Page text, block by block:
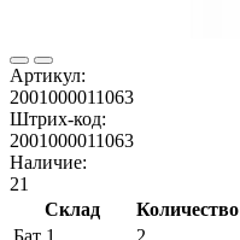
Артикул:
2001000011063
Штрих-код:
2001000011063
Наличие:
21
Склад
Количество
Бат 1
2